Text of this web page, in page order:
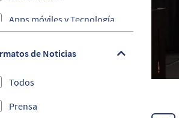
Apps móviles y Tecnología
de Noticias
Todos
Prensa